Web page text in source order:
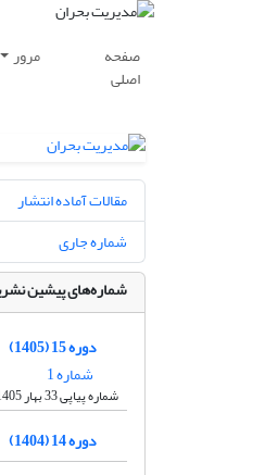
صفحه
اصلی
مرور
مقالات آماده انتشار
شماره جاری
شماره‌های پیشین
دوره 15 (1405)
شماره 1
شماره پیاپی 33 بهار 1405
دوره 14 (1404)